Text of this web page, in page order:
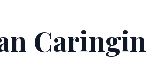
Caringin